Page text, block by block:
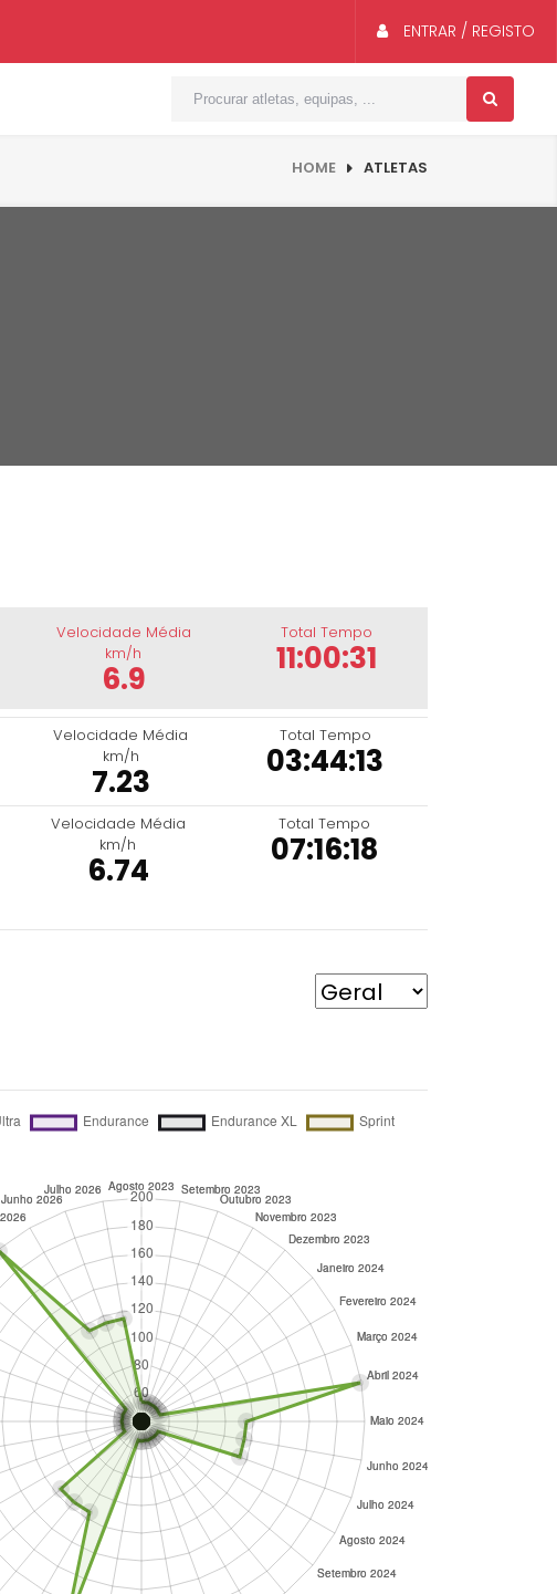
ENTRAR / REGISTO
HOME ATLETAS
Velocidade Média
km/h
6.9
Total Tempo
11:00:31
Velocidade Média
km/h
7.23
Total Tempo
03:44:13
Velocidade Média
km/h
6.74
Total Tempo
07:16:18